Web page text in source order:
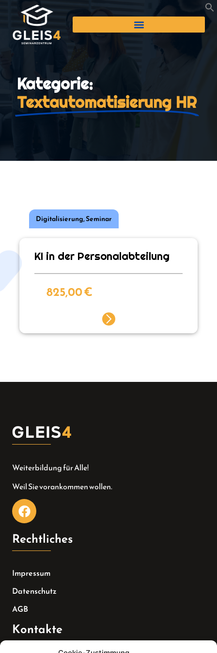
Kategorie:
Textautomatisierung HR
Digitalisierung,Seminar
KI in der Personalabteilung
825,00€
Weiterbildung für Alle!
Weil Sie vorankommen wollen.
Rechtliches
Impressum
Datenschutz
AGB
Kontakte